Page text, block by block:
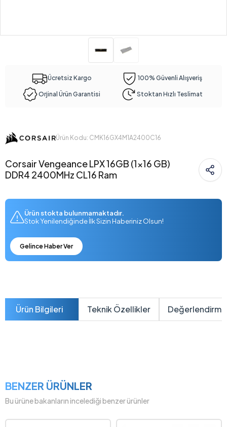
Ücretsiz Kargo 100% Güvenli Alışveriş
Orjinal Ürün Garantisi Stoktan Hızlı Teslimat
Ürün Kodu: CMK16GX4M1A2400C16
Corsair Vengeance LPX 16GB (1x16 GB)
DDR4 2400MHz CL16 Ram
Ürün stokta bulunmamaktadır.
Stok Yenilendiğinde İlk Sizin Haberiniz Olsun!
Gelince Haber Ver
Ürün Bilgileri Teknik Özellikler
BENZER ÜRÜNLER
Bu ürüne bakanların incelediği benzer ürünler